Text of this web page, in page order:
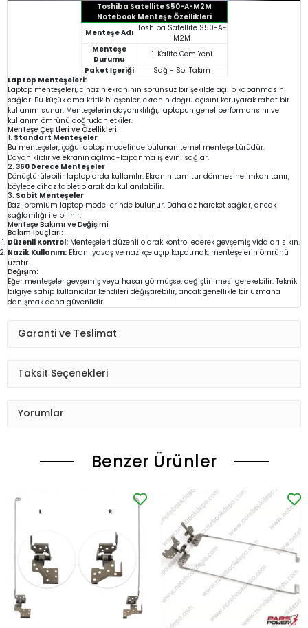
Toshiba Satellite S50-A-M2M
Notebook Menteşe Özellikleri
Menteşe Adı Toshiba Satellite S50-A-
M2M
Menteşe
Durumu
1. Kalite Oem Yeni
Paket İçeriği
Sağ - Sol Takım
Laptop Menteşeleri:
Laptop menteşeleri, cihazın ekranının sorunsuz bir şekilde açılıp kapanmasını
sağlar. Bu küçük ama kritik bileşenler, ekranın doğru açısını koruyarak rahat bir
kullanım sunar. Menteşelerin dayanıklılığı, laptopun genel performansını ve
kullanım ömrünü doğrudan etkiler.
Menteşe Çeşitleri ve Özellikleri
1. Standart Menteşeler
Bu menteşeler, çoğu laptop modelinde bulunan temel menteşe türüdür.
Dayanıklıdır ve ekranın açılma-kapanma işlevini sağlar.
2. 360 Derece Menteşeler
Dönüştürülebilir laptoplarda kullanılır. Ekranın tam tur dönmesine imkan tanır,
böylece cihaz tablet olarak da kullanılabilir.
3. Sabit Menteşeler
Bazı premium laptop modellerinde bulunur. Daha az hareket sağlar, ancak
sağlamlığı ile bilinir.
Menteşe Bakımı ve Değişimi
Bakım İpuçları:
Düzenli Kontrol: Menteşeleri düzenli olarak kontrol ederek gevşemiş vidaları sıkın.
Nazik Kullanım: Ekranı yavaş ve nazikçe açıp kapatmak, menteşelerin ömrünü
uzatır.
Değişim:
Eğer menteşeler gevşemiş veya hasar görmüşse, değiştirilmesi gerekebilir. Teknik
bilgiye sahip kullanıcılar kendileri değiştirebilir, ancak genellikle bir uzmana
danışmak daha güvenlidir.
Garanti ve Teslimat
Taksit Seçenekleri
Yorumlar
Benzer Ürünler